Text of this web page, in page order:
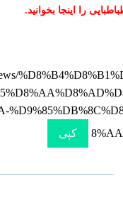
را اینجا بخوانید.
کپی